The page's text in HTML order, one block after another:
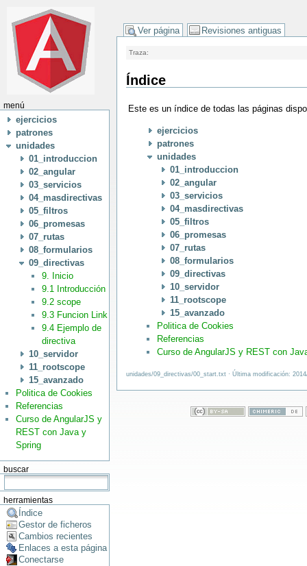
menú
ejercicios
patrones
unidades
01_introduccion
02_angular
03_servicios
04_masdirectivas
05_filtros
06_promesas
07_rutas
08_formularios
09_directivas
9. Inicio
9.1 Introducción
9.2 scope
9.3 Funcion Link
9.4 Ejemplo de
directiva
10_servidor
11_rootscope
15_avanzado
Politica de Cookies
Referencias
Curso de AngularJS y
REST con Java y
Spring
buscar
herramientas
Índice
Gestor de ficheros
Cambios recientes
Enlaces a esta página
Conectarse
Ver página Revisiones antiguas
Traza:
Índice
Este es un índice de todas las páginas
ejercicios
patrones
unidades
01_introduccion
02_angular
03_servicios
04_masdirectivas
05_filtros
06_promesas
07_rutas
08_formularios
09_directivas
10_servidor
11_rootscope
15_avanzado
Politica de Cookies
Referencias
Curso de AngularJS y REST con
unidades/09_directivas/00_start.txt · Última modificación: